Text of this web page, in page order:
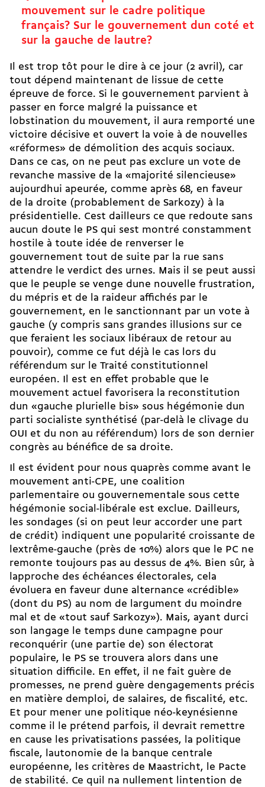
mouvement sur le cadre politique
français? Sur le gouvernement dun coté et
sur la gauche de lautre?
Il est trop tôt pour le dire à ce jour (2 avril), car
tout dépend maintenant de lissue de cette
épreuve de force. Si le gouvernement parvient à
passer en force malgré la puissance et
lobstination du mouvement, il aura remporté une
victoire décisive et ouvert la voie à de nouvelles
«réformes» de démolition des acquis sociaux.
Dans ce cas, on ne peut pas exclure un vote de
revanche massive de la «majorité silencieuse»
aujourdhui apeurée, comme après 68, en faveur
de la droite (probablement de Sarkozy) à la
présidentielle. Cest dailleurs ce que redoute sans
aucun doute le PS qui sest montré constamment
hostile à toute idée de renverser le
gouvernement tout de suite par la rue sans
attendre le verdict des urnes. Mais il se peut aussi
que le peuple se venge dune nouvelle frustration,
du mépris et de la raideur affichés par le
gouvernement, en le sanctionnant par un vote à
gauche (y compris sans grandes illusions sur ce
que feraient les sociaux libéraux de retour au
pouvoir), comme ce fut déjà le cas lors du
référendum sur le Traité constitutionnel
européen. Il est en effet probable que le
mouvement actuel favorisera la reconstitution
dun «gauche plurielle bis» sous hégémonie dun
parti socialiste synthétisé (par-delà le clivage du
OUI et du non au référendum) lors de son dernier
congrès au bénéfice de sa droite.
Il est évident pour nous quaprès comme avant le
mouvement anti-CPE, une coalition
parlementaire ou gouvernementale sous cette
hégémonie social-libérale est exclue. Dailleurs,
les sondages (si on peut leur accorder une part
de crédit) indiquent une popularité croissante de
lextrême-gauche (près de 10%) alors que le PC ne
remonte toujours pas au dessus de 4%. Bien sûr, à
lapproche des échéances électorales, cela
évoluera en faveur dune alternance «crédible»
(dont du PS) au nom de largument du moindre
mal et de «tout sauf Sarkozy»). Mais, ayant durci
son langage le temps dune campagne pour
reconquérir (une partie de) son électorat
populaire, le PS se trouvera alors dans une
situation difficile. En effet, il ne fait guère de
promesses, ne prend guère dengagements précis
en matière demploi, de salaires, de fiscalité, etc.
Et pour mener une politique néo-keynésienne
comme il le prétend parfois, il devrait remettre
en cause les privatisations passées, la politique
fiscale, lautonomie de la banque centrale
européenne, les critères de Maastricht, le Pacte
de stabilité. Ce quil na nullement lintention de